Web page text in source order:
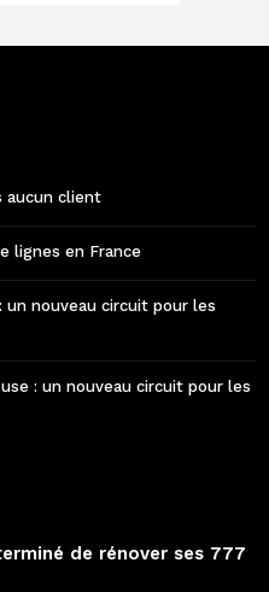
aucun client
lignes en France
nouveau circuit pour les
: un nouveau circuit pour les
de rénover ses 777